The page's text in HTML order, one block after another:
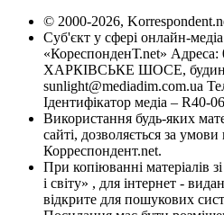
© 2000-2026,
Суб'єкт у сфері онлайн-
«КореспонденТ.net» Адреса:
ХАРКІВСЬКЕ ШОСЕ,
sunlight@mediadim.com.ua
Ідентифікатор медіа – R40-
Використання будь-яких
сайті, дозволяється за
Корреспондент.net.
При копіюванні матеріалів
і світу» , для інтернет -
відкрите для пошукових